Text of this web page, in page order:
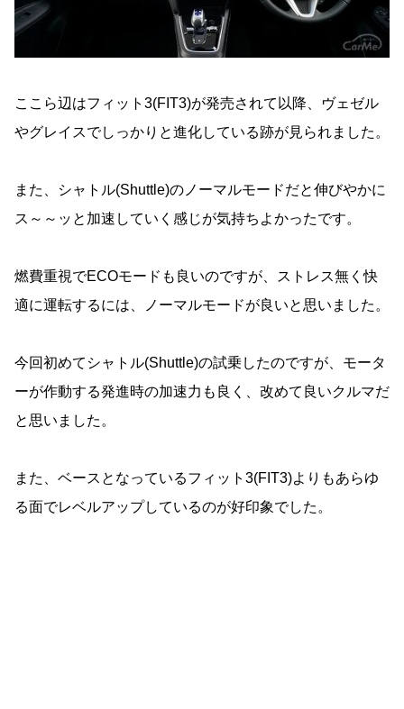
ここら辺はフィット3(FIT3)が発売されて以降、ヴェゼル
やグレイスでしっかりと進化している跡が見られました。
また、シャトル(Shuttle)のノーマルモードだと伸びやかに
ス～～ッと加速していく感じが気持ちよかったです。
燃費重視でECOモードも良いのですが、ストレス無く快
適に運転するには、ノーマルモードが良いと思いました。
今回初めてシャトル(Shuttle)の試乗したのですが、モータ
ーが作動する発進時の加速力も良く、改めて良いクルマだ
と思いました。
また、ベースとなっているフィット3(FIT3)よりもあらゆ
る面でレベルアップしているのが好印象でした。